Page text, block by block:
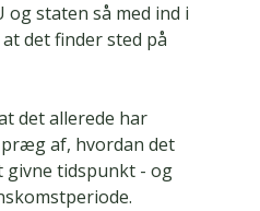
og staten så med ind i
det finder sted på
det allerede har
af, hvordan det
givne tidspunkt - og